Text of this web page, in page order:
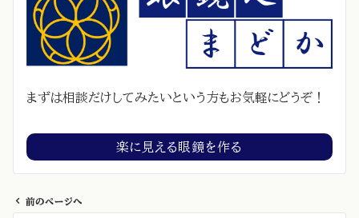
まずは相談だけしてみたいという方もお気軽にどうぞ！
楽に見える眼鏡を作る
前のページへ